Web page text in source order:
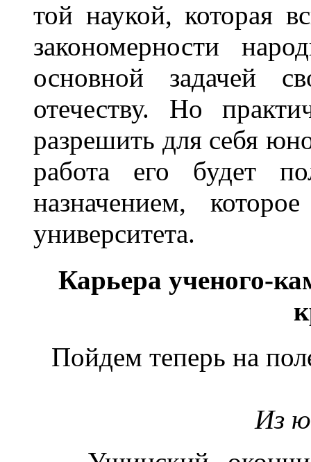
той наукой, которая
закономерности
основной задачей
отечеству. Но
разрешить для себя
работа его будет
назначением,
университета.
Карьера ученого-
Пойдем теперь на
Из